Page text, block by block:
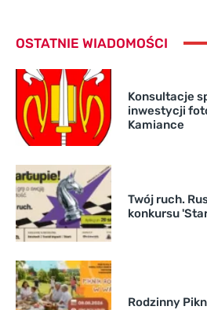
OSTATNIE WIADOMOŚCI
Konsultacje
inwestycji
Kamiance
Twój ruch.
konkursu
Rodzinny